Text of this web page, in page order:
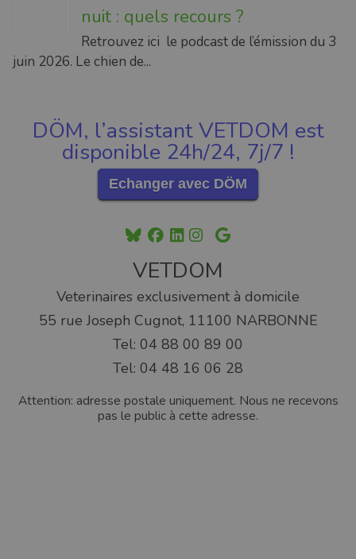
nuit : quels recours ?
Retrouvez ici le podcast de l’émission du 3
juin 2026. Le chien de...
DÖM, l’assistant VETDOM est
disponible 24h/24, 7j/7 !
Echanger avec DÖM
VETDOM
Veterinaires exclusivement à domicile
55 rue Joseph Cugnot, 11100 NARBONNE
Tel: 04 88 00 89 00
Tel: 04 48 16 06 28
Attention: adresse postale uniquement. Nous ne recevons
pas le public à cette adresse.